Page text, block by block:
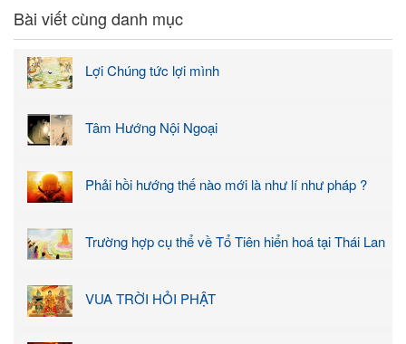
Bài viết cùng danh mục
Lợi Chúng tức lợi mình
Tâm Hướng Nội Ngoại
Phải hồi hướng thế nào mới là như lí như pháp ?
Trường hợp cụ thể về Tổ Tiên hiển hoá tại Thái Lan
VUA TRỜI HỎI PHẬT